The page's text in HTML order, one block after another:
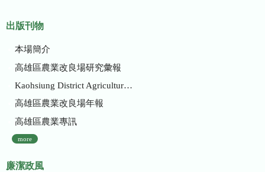
出版刊物
本場簡介
高雄區農業改良場研究彙報
Kaohsiung District Agricultural Research and Extension Station
高雄區農業改良場年報
高雄區農業專訊
more
廉潔政風